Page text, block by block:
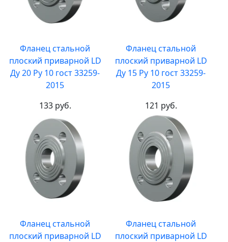
Фланец стальной
плоский приварной LD
Ду 20 Ру 10 гост 33259-
2015
133 руб.
Фланец стальной
плоский приварной LD
Ду 15 Ру 10 гост 33259-
2015
121 руб.
Фланец стальной
плоский приварной LD
Фланец стальной
плоский приварной LD